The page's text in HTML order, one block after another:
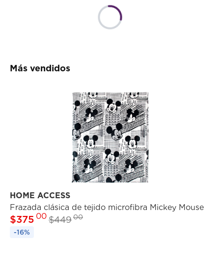
Más vendidos
HOME ACCESS
Frazada clásica de tejido microfibra Mickey Mouse
$375 00 $44900
-16%